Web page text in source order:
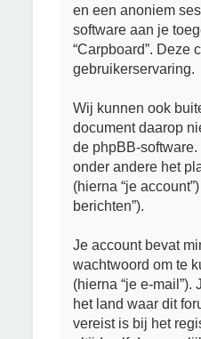
en een anoniem
software aan je
“Carpboard”. Deze
gebruikerservaring.
Wij kunnen ook
document daarop
de phpBB-
onder andere het
(hierna “je
berichten”).
Je account bevat
wachtwoord om te
(hierna “je e-
het land waar dit
vereist is bij het